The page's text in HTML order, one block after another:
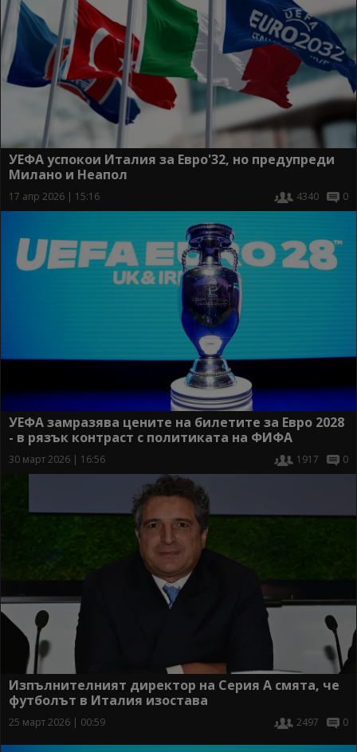
УЕФА успокои Италия за Евро'32, но предупреди
Милано и Неапол
17 апр 2026 | 15:16 4340 0
УЕФА замразява цените на билетите за Евро 2028
- в рязък контраст с политиката на ФИФА
30 март 2026 | 16:56 1917 0
Изпълнителният директор на Серия А смята, че
футболът в Италия изостава
25 март 2026 | 00:59 2497 0